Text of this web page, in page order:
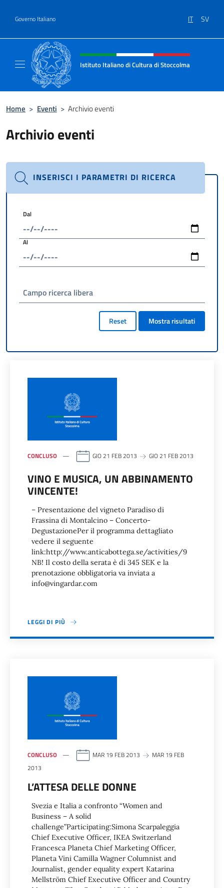
Governo Italiano IT SV
Intestazione sito, social e menù
Istituto Italiano di Cultura di Stoccolma
Home > Eventi > Archivio eventi
Archivio eventi
INSERISCI I PARAMETRI DI RICERCA
Dal
Al
Campo ricerca libera
Reset Mostra risultati
CONCLUSO GIO 21 FEB 2013 GIO 21 FEB 2013
VINO E MUSICA, UN ABBINAMENTO
VINCENTE!
– Presentazione del vigneto Paradiso di
Frassina di Montalcino – Concerto-
DegustazionePer il programma dettagliato
vedere il seguente
link:http://www.anticabottega.se/activities/9
NB! Il costo della serata è di 345 SEK e la
prenotazione obbligatoria va inviata a
info@vingardar.com
LEGGI DI PIÙ
CONCLUSO MAR 19 FEB 2013
MAR 19 FEB
2013
L’ATTESA DELLE DONNE
Svezia e Italia a confronto “Women and
Business – A solid
challenge”Participating:Simona Scarpaleggia
Chief Executive Officer, IKEA Switzerland
Francesca Planeta Chief Marketing Officer,
Planeta Vini Camilla Wagner Columnist and
Journalist, gender equality expert Katarina
Mellström Chief Executive Officer and Country